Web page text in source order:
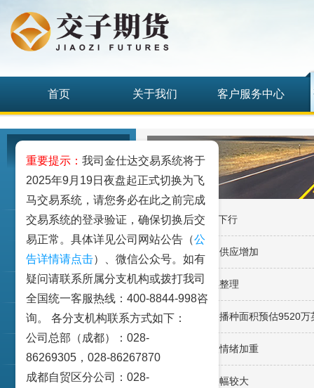
首页 关于我们 客户服务中心
工业品
农业品
金融期货和衍生品
交易策论
产业研究
实盘点睛
·玉米：C09再度下行
·玉米：市场短期供应增加
·玉米：盘面延续整理
·玉米：美国玉米播种面积预估9520万
·玉米：市场观望情绪加重
·玉米：美玉米跌幅较大
重要提示： 我司金仕达交易系统将于
2025年9月19日夜盘起正式切换为飞
马交易系统，请您务必在此之前完成
交易系统的登录验证，确保切换后交
易正常。具体详见公司网站公告（公
告详情请点击）、微信公众号。如有
疑问请联系所属分支机构或拨打我司
全国统一客服热线：400-8844-998咨
询。 各分支机构联系方式如下：
公司总部（成都）：028-
86269305，028-86267870
成都自贸区分公司：028-